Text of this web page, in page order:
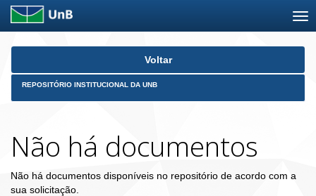
Skip
Voltar
REPOSITÓRIO INSTITUCIONAL DA UNB
Não há documentos
Não há documentos disponíveis no repositório de acordo com a
sua solicitação.